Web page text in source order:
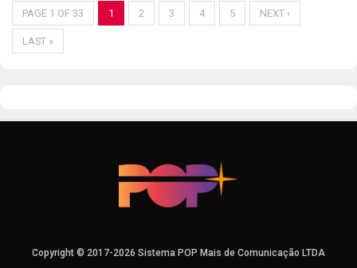
PAGE 1 OF 33 1 2 3 4 5 NEXT ›
LAST »
Copyright © 2017-2026 Sistema POP Mais de Comunicação LTDA